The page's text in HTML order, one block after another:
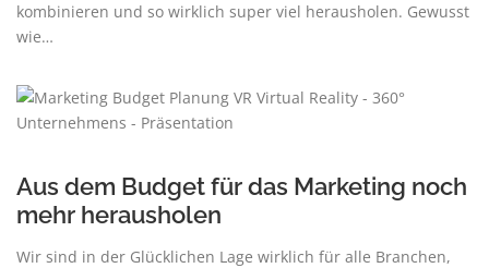
kombinieren und so wirklich super viel herausholen. Gewusst
wie…
Aus dem Budget für das Marketing noch
mehr herausholen
Wir sind in der Glücklichen Lage wirklich für alle Branchen,